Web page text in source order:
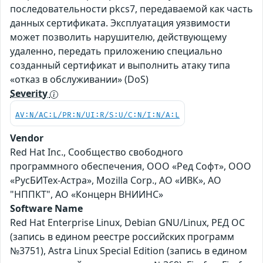
последовательности pkcs7, передаваемой как часть
данных сертификата. Эксплуатация уязвимости
может позволить нарушителю, действующему
удаленно, передать приложению специально
созданный сертификат и выполнить атаку типа
«отказ в обслуживании» (DoS)
Severity
AV:N/AC:L/PR:N/UI:R/S:U/C:N/I:N/A:L
Vendor
Red Hat Inc., Сообщество свободного
программного обеспечения, ООО «Ред Софт», ООО
«РусБИТех-Астра», Mozilla Corp., АО «ИВК», АО
"НППКТ", АО «Концерн ВНИИНС»
Software Name
Red Hat Enterprise Linux, Debian GNU/Linux, РЕД ОС
(запись в едином реестре российских программ
№3751), Astra Linux Special Edition (запись в едином